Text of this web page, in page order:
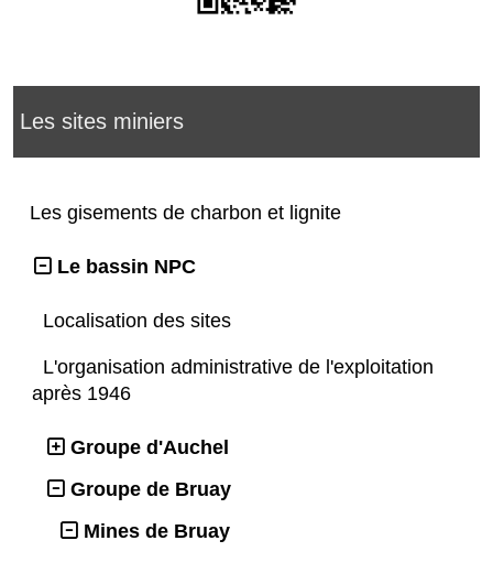
Les sites miniers
Les gisements de charbon et lignite
Le bassin NPC
Localisation des sites
L'organisation administrative de l'exploitation
après 1946
Groupe d'Auchel
Groupe de Bruay
Mines de Bruay